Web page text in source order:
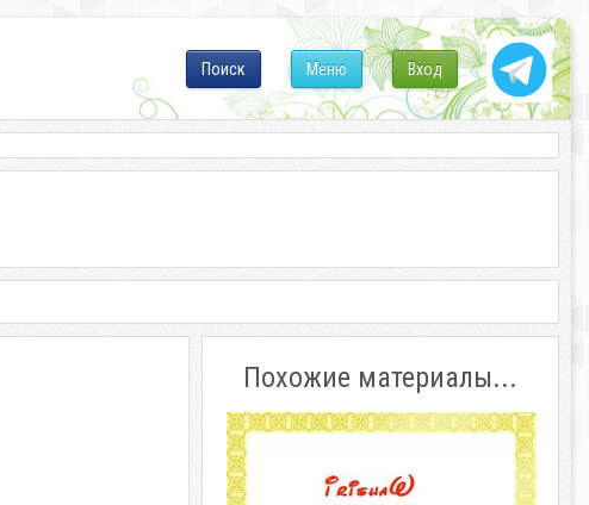
Вход
Меню
Поиск
Похожие материалы...